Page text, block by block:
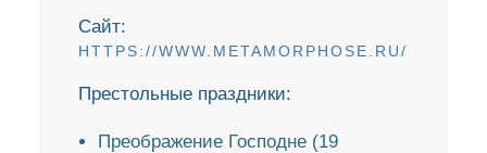
БЛАГОЧИНИЕ
СЕРГИЕВО-ПОСАДСКОЙ
Сайт:
HTTPS://WWW.METAMORPHOSE.RU/
Престольные праздники:
Преображение Господне (19